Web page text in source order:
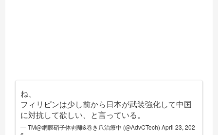
ね、
フィリピンは少し前から日本が武装強化して中国
に対抗して欲しい、と言っている。
— TM@網膜硝子体剥離&巻き爪治療中 (@AdvCTech)April 23, 202